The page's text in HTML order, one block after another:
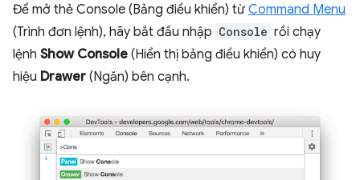
Để mở thẻ Console (Bảng điều khiển) từ Command Menu
(Trình đơn lệnh), hãy bắt đầu nhập Console rồi chạy
lệnh Show Console (Hiển thị bảng điều khiển) có huy
hiệu Drawer (Ngăn) bên cạnh.